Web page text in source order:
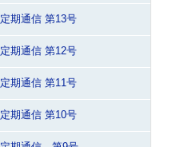
定期通信 第13号
定期通信 第12号
定期通信 第11号
定期通信 第10号